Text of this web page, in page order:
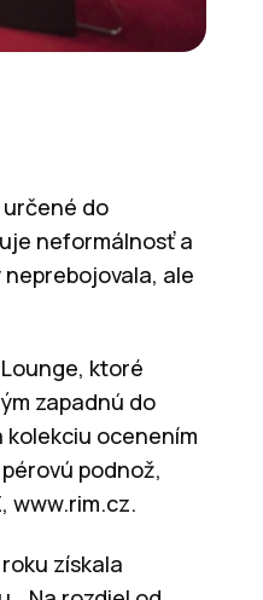
určené do
neformálnosť a
ale
ktoré
zapadnú do
ocenením
podnož,
www.rim.cz.
získala